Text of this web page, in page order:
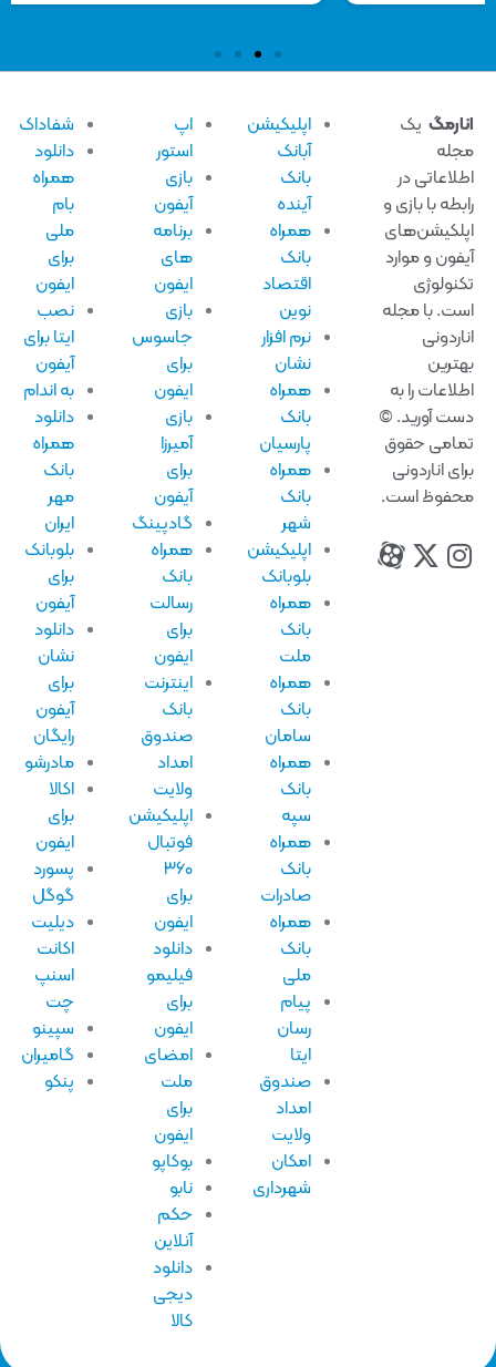
یک
در
با بازی و
و موارد
با مجله
را به
آورید. ©
حقوق
اناردونی
است.
اپلیکیشن
آبانک
آینده
همراه
اقتصاد
نرم افزار
نشان
همراه
پارسیان
همراه
اپلیکیشن
بلوبانک
همراه
همراه
سامان
همراه
همراه
صادرات
همراه
پیام
رسان
صندوق
امداد
ولایت
امکان
شهرداری
اپ
استور
بازی
آیفون
برنامه
ایفون
بازی
جاسوس
ایفون
بازی
آیفون
گادپینگ
همراه
رسالت
ایفون
اینترنت
صندوق
امداد
ولایت
اپلیکیشن
فوتبال
ایفون
دانلود
فیلیمو
ایفون
امضای
ایفون
بوکاپو
نابو
حکم
آنلاین
دانلود
دیجی
شفاداک
دانلود
همراه
ایفون
نصب
ایتا برای
آیفون
به اندام
دانلود
همراه
بلوبانک
آیفون
دانلود
نشان
آیفون
رایگان
مادرشو
اکالا
ایفون
پسورد
گوگل
دیلیت
اکانت
اسنپ
سپینو
گامیران
پنکو